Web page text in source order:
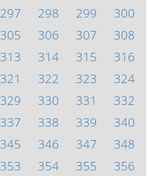
297 298 299
300
305 306 307
308
313 314 315
316
321 322 323
324
329 330 331
332
337 338 339
340
345 346 347
348
353 354 355 356